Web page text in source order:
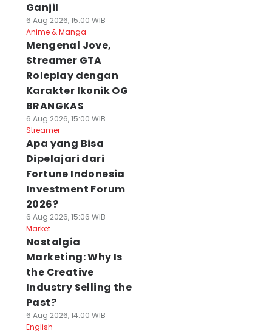
Ganjil
6 Aug 2026, 15:00 WIB
Anime & Manga
Mengenal Jove,
Streamer GTA
Roleplay dengan
Karakter Ikonik OG
BRANGKAS
6 Aug 2026, 15:00 WIB
Streamer
Apa yang Bisa
Dipelajari dari
Fortune Indonesia
Investment Forum
2026?
6 Aug 2026, 15:06 WIB
Market
Nostalgia
Marketing: Why Is
the Creative
Industry Selling the
Past?
6 Aug 2026, 14:00 WIB
English